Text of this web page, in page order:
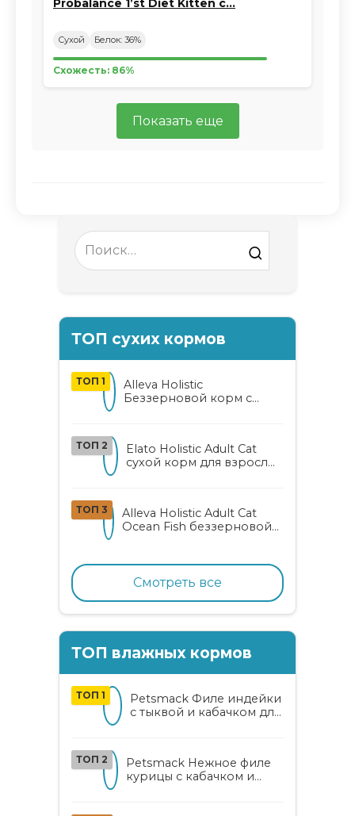
Сухой Белок: 36%
Схожесть: 86%
Показать еще
Search
for:
ТОП сухих кормов
ТОП 1
Alleva Holistic
Беззерновой корм с
ТОП 2
Elato Holistic Adult Cat
сухой корм для взрослых
ТОП 3
Alleva Holistic Adult Cat
Ocean Fish беззерновой
рыбой, коноплей и алоэ
вера
Смотреть все
ТОП влажных кормов
ТОП 1
Petsmack Филе индейки
с тыквой и кабачком для
ТОП 2
Petsmack Нежное филе
курицы с кабачком и